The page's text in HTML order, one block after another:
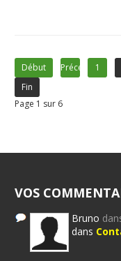
Début Précédent1
Fin
Page 1 sur 6
VOS
Bruno
dans